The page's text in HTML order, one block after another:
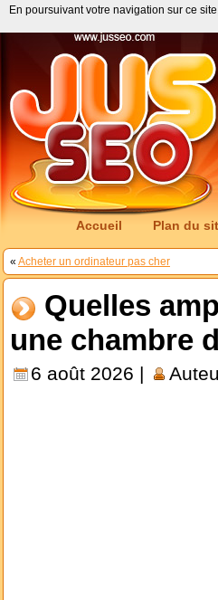
Accueil Plan du
« Acheter un ordinateur pas cher
Quelles
une chambre
6 août 2026 |
En poursuivant votre navigation sur ce